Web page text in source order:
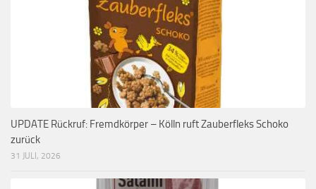
UPDATE Rückruf: Fremdkörper – Kölln ruft Zauberfleks Schoko
zurück
31 JULI, 2026